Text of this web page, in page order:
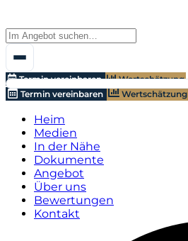
Termin vereinbaren
Wertschätzung
Termin vereinbaren
Wertschätzung
Heim
Medien
In der Nähe
Dokumente
Angebot
Über uns
Bewertungen
Kontakt